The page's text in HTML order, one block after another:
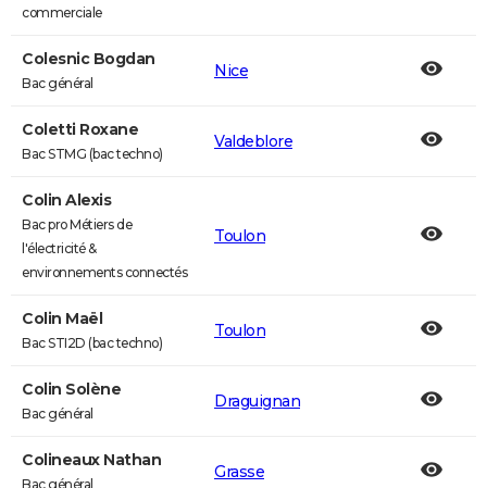
commerciale
Colesnic Bogdan
Bac général
Nice
Coletti Roxane
Bac STMG (bac techno)
Valdeblore
Colin Alexis
Bac pro Métiers de
l'électricité &
environnements connectés
Toulon
Colin Maël
Bac STI2D (bac techno)
Toulon
Colin Solène
Bac général
Draguignan
Colineaux Nathan
Bac général
Grasse